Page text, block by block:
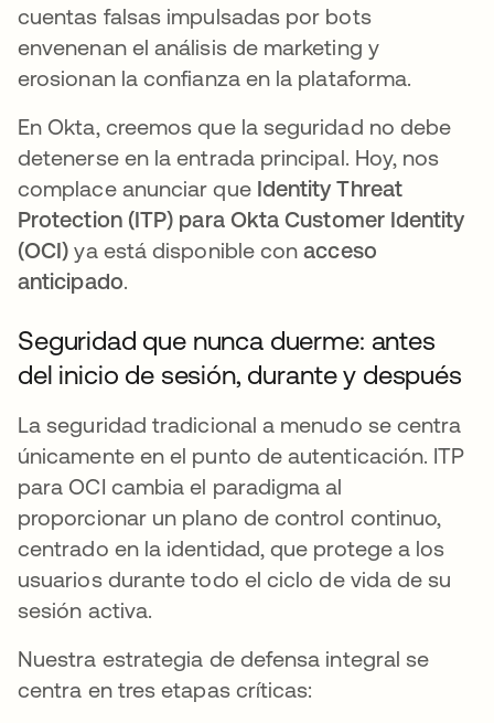
cuentas falsas impulsadas por bots
envenenan el análisis de marketing y
erosionan la confianza en la plataforma.
En Okta, creemos que la seguridad no debe
detenerse en la entrada principal. Hoy, nos
complace anunciar que Identity Threat
Protection (ITP) para Okta Customer Identity
(OCI) ya está disponible conacceso
anticipado.
Seguridad que nunca duerme: antes
del inicio de sesión, durante y después
La seguridad tradicional a menudo se centra
únicamente en el punto de autenticación. ITP
para OCI cambia el paradigma al
proporcionar un plano de control continuo,
centrado en la identidad, que protege a los
usuarios durante todo el ciclo de vida de su
sesión activa.
Nuestra estrategia de defensa integral se
centra en tres etapas críticas: